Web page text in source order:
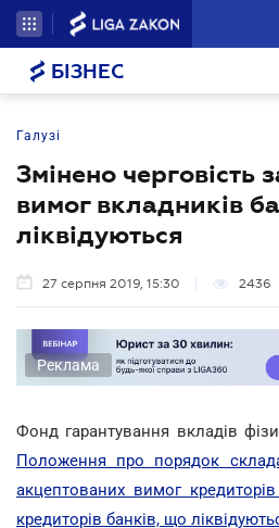
БІЗНЕС
Галузі
Змінено черговість
вимог вкладників
ліквідуються
27 серпня 2019, 15:30 2436
Реклама
Фонд гарантування вкладів
Положення про порядок
акцептованих вимог
кредиторів банків, що